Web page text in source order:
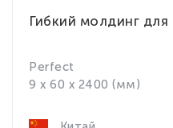
Гибкий молдинг
Perfect
9 x 60 x 2400 (мм)